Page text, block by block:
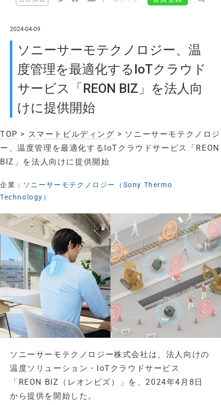
2024-04-09
ソニーサーモテクノロジー、温
度管理を最適化するIoTクラウド
サービス「REON BIZ」を法人向
けに提供開始
TOP > スマートビルディング > ソニーサーモテクノロジ
ー、温度管理を最適化するIoTクラウドサービス「REON
BIZ」を法人向けに提供開始
企業：
ソニーサーモテクノロジー（Sony Thermo
Technology）
ソニーサーモテクノロジー株式会社は、法人向けの
温度ソリューション・IoTクラウドサービス
「REON BIZ（レオンビズ）」を、2024年4月8日
から提供を開始した。